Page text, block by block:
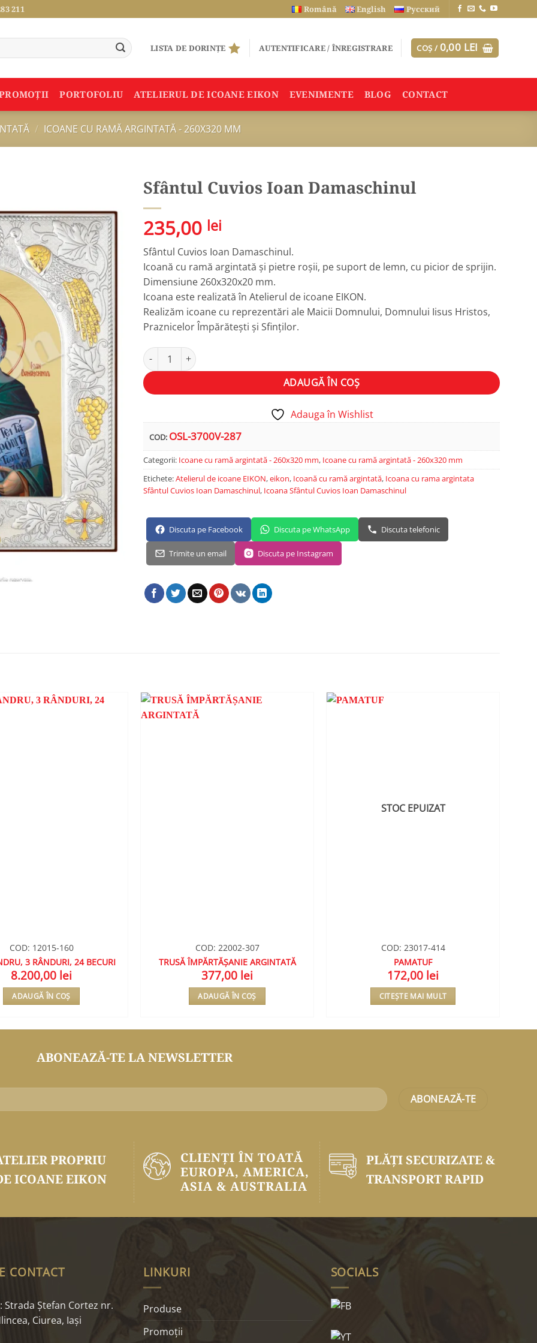
211 Română English Русский
LISTA DE DORINȚE AUTENTIFICARE / ÎNREGISTRARE COȘ / 0,00 LEI
PORTOFOLIU ATELIERUL DE ICOANE EIKON EVENIMENTE BLOG CONTACT
/ ICOANE CU RAMĂ ARGINTATĂ - 260X320 MM
Adauga
în
Wishlist
Sfântul Cuvios Ioan Damaschinul
235,00 lei
Sfântul Cuvios Ioan Damaschinul.
Icoană cu ramă argintată și pietre roșii, pe suport de lemn, cu picior de sprijin.
Dimensiune 260x320x20 mm.
Icoana este realizată în Atelierul de icoane EIKON.
Realizăm icoane cu reprezentări ale Maicii Domnului, Domnului Iisus Hristos,
Praznicelor Împărătești și Sfinților.
Cantitate Sfântul Cuvios Ioan Damaschinul
ADAUGĂ ÎN COȘ
Alternative:
Adauga în Wishlist
COD: OSL-3700V-287
Categorii: Icoane cu ramă argintată - 260x320 mm, Icoane cu ramă argintată - 260x320 mm
Etichete:Atelierul de icoane EIKON,eikon, Icoană cu ramă argintată, Icoana cu rama argintata
Sfântul Cuvios Ioan Damaschinul, Icoana Sfântul Cuvios Ioan Damaschinul
Discuta pe Facebook Discuta pe WhatsApp Discuta telefonic
Trimite un email Discuta pe Instagram
COD: 12015-160
3 RÂNDURI, 24 BECURI
8.200,00 lei
ADAUGĂ ÎN COȘ
COD: 22002-307
TRUSĂ ÎMPĂRTĂȘANIE ARGINTATĂ
377,00 lei
ADAUGĂ ÎN COȘ
STOC EPUIZAT
COD: 23017-414
PAMATUF
172,00 lei
CITEȘTE MAI MULT
ABONEAZĂ-TE LA NEWSLETTER
PROPRIU
ICOANE EIKON
CLIENȚI ÎN TOATĂ
EUROPA, AMERICA,
ASIA & AUSTRALIA
PLĂŢI SECURIZATE &
TRANSPORT RAPID
CONTACT
Ştefan Cortez nr.
Ciurea, Iaşi
LINKURI
Produse
Promoţii
SOCIALS